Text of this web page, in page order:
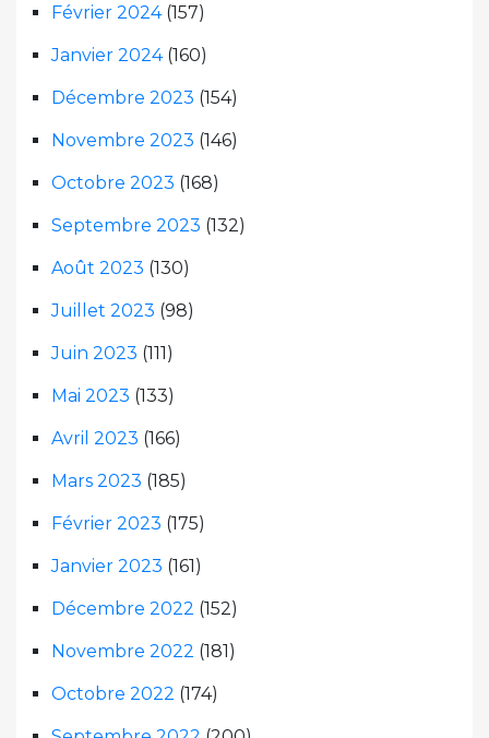
Février 2024(157)
Janvier 2024(160)
Décembre 2023 (154)
Novembre 2023 (146)
Octobre 2023 (168)
Septembre 2023 (132)
Août 2023 (130)
Juillet 2023 (98)
Juin 2023 (111)
Mai 2023 (133)
Avril 2023 (166)
Mars 2023 (185)
Février 2023 (175)
Janvier 2023 (161)
Décembre 2022 (152)
Novembre 2022 (181)
Octobre 2022 (174)